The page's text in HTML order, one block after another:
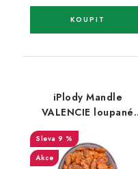
iPlody Mandle
VALENCIE loupané
150 g
9 %
Akce